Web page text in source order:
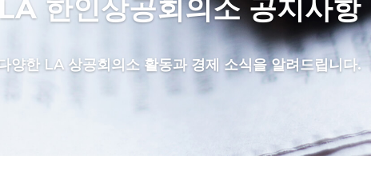
한인상공회의소 공지사항
양한 LA 상공회의소 활동과 경제 소식을 알려드립니다.